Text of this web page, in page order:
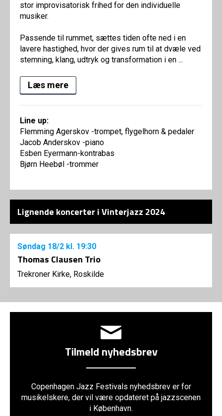
stor improvisatorisk frihed for den individuelle
musiker.
Passende til rummet, sættes tiden ofte ned i en
lavere hastighed, hvor der gives rum til at dvæle ved
stemning, klang, udtryk og transformation i en ...
Læs mere
Line up:
Flemming Agerskov -trompet, flygelhorn & pedaler
Jacob Anderskov -piano
Esben Eyermann-kontrabas
Bjørn Heebøl -trommer
Lignende koncerter i Vinterjazz 2024
Søndag 18/2 kl. 19:30
Thomas Clausen Trio
Trekroner Kirke, Roskilde
Tilmeld nyhedsbrev
Copenhagen Jazz Festivals nyhedsbrev er for
musikelskere, der vil være opdateret på jazzscenen
i København.